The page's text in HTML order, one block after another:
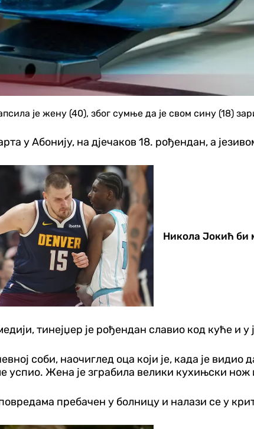
је жену (40), због сумње да је свом сину (18)
у Абонију, на дјечаков 18. рођендан, а
Никола Јокић би
тинејџер је рођендан славио код куће и
соби, наочиглед оца који је, када је
успио. Жена је зграбила велики кухињски нож
пребачен у болницу и налази се у